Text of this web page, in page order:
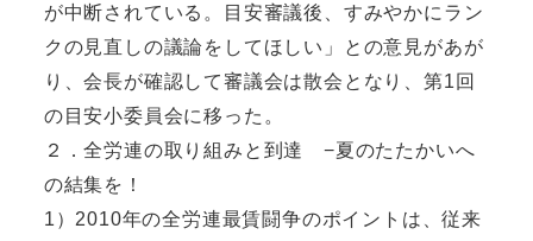
が中断されている。目安審議後、すみやかにラン
クの見直しの議論をしてほしい」との意見があが
り、会長が確認して審議会は散会となり、第1回
の目安小委員会に移った。
２．全労連の取り組みと到達 −夏のたたかいへ
の結集を！
1）2010年の全労連最賃闘争のポイントは、従来